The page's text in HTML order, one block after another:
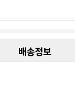
배송정보